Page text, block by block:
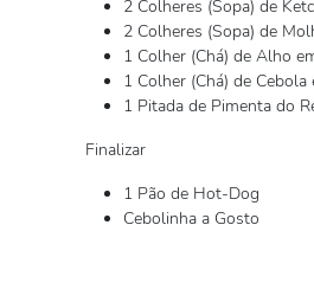
2 Colheres (Sopa) de
2 Colheres (Sopa) de
1 Colher (Chá) de Alho
1 Colher (Chá) de Cebola
1 Pitada de Pimenta do
Finalizar
1 Pão de Hot-Dog
Cebolinha a Gosto